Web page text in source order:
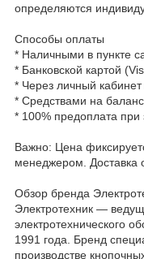
определяются
Способы оплаты
* Наличными в пункте
* Банковской картой
* Через личный
* Средствами на
* 100% предоплата при
Важно: Цена
менеджером. Доставка
Обзор бренда
Электротехник —
электротехнического
1991 года. Бренд
производстве